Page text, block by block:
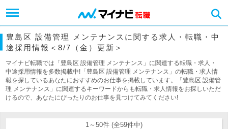
豊島区 設備管理 メンテナンスに関する求人・転職・中
途採用情報＜8/7（金）更新＞
マイナビ転職では「豊島区 設備管理 メンテナンス」に関連する転職・求人・
中途採用情報を多数掲載中!「豊島区 設備管理 メンテナンス」の転職・求人情
報を探しているあなたにおすすめのお仕事を掲載しています。「豊島区 設備管
理 メンテナンス」に関連するキーワードからも転職・求人情報をお探しいただ
けるので、あなたにぴったりのお仕事を見つけてみてください!
1～50件 (全59件中)